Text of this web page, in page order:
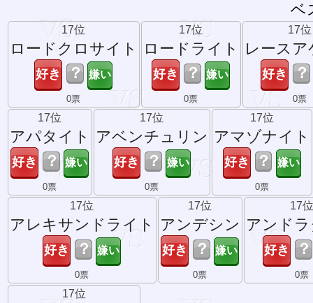
ベ
17位
ロードクロサイト
？
0票
17位
ロードライト
？
0票
17位
レースア
？
0票
17位
アパタイト
？
0票
17位
アベンチュリン
？
0票
17位
アマゾナイト
？
0票
17位
アレキサンドライト
？
0票
17位
アンデシン
？
0票
17
アンド
？
0票
17位